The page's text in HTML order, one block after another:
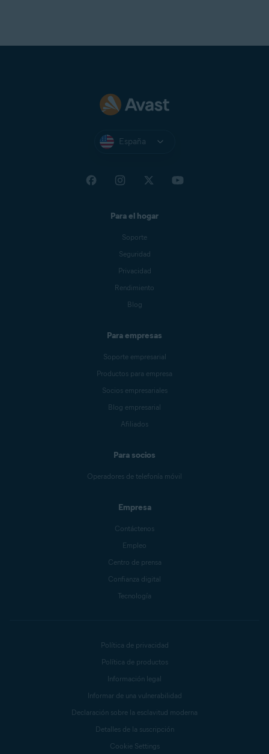
España
Para el hogar
Soporte
Seguridad
Privacidad
Rendimiento
Blog
Para empresas
Soporte empresarial
Productos para empresa
Socios empresariales
Blog empresarial
Afiliados
Para socios
Operadores de telefonía móvil
Empresa
Contáctenos
Empleo
Centro de prensa
Confianza digital
Tecnología
Política de privacidad
Política de productos
Información legal
Informar de una vulnerabilidad
Declaración sobre la esclavitud moderna
Detalles de la suscripción
Cookie Settings